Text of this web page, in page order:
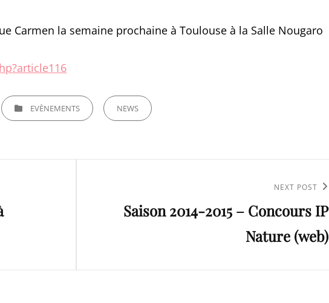
Carmen la semaine prochaine à Toulouse à la Salle Nougaro
CATEGORIESEVÈNEMENTS NEWS
Post
NEXT POST
Saison 2014-2015 – Concours IP
Nature (web)